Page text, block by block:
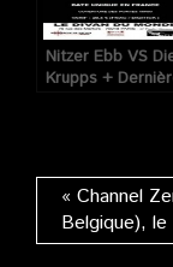
Nitzer Ebb VS
Krupps +
« Channel
Belgique), le